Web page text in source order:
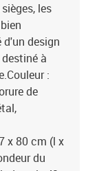
les
d'un design
à
:
de
x 80 cm (l x
du